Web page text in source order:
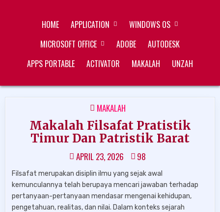
HOME APPLICATION
WINDOWS OS
MICROSOFT OFFICE
ADOBE
AUTODESK
APPS PORTABLE
ACTIVATOR MAKALAH UNZAH
POSTED
IN
MAKALAH
Makalah Filsafat Pratistik
Timur Dan Patristik Barat
APRIL 23, 2026 98
Filsafat merupakan disiplin ilmu yang sejak awal
kemunculannya telah berupaya mencari jawaban terhadap
pertanyaan-pertanyaan mendasar mengenai kehidupan,
pengetahuan, realitas, dan nilai. Dalam konteks sejarah